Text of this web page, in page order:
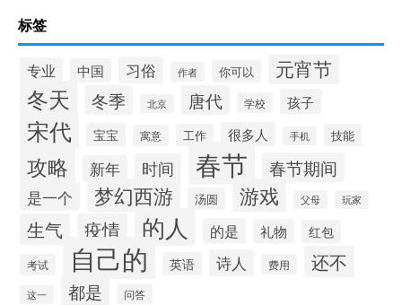
标签
专业 中国 习俗 作者 你可以 元宵节
冬天 冬季 北京 唐代 学校 孩子
宋代 宝宝 寓意 工作 很多人 手机 技能
攻略 新年 时间 春节 春节期间
是一个 梦幻西游 汤圆 游戏 父母 玩家
生气 疫情 的人 的是 礼物 红包
考试 自己的 英语 诗人 费用 还不
这一 都是 问答